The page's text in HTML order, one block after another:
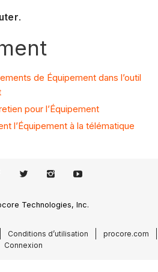
.
de Équipement dans l’outil
pour l’Équipement
l’Équipement à la télématique
Technologies, Inc.
Conditions d’utilisation
procore.com
Connexion